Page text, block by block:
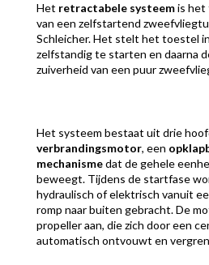
Het retractabele systeemis het
van een zelfstartend
Schleicher. Het stelt het toestel
zelfstandig te starten en daarna
zuiverheid van een puur
Het systeem bestaat uit drie
verbrandingsmotor, een
mechanismedat de gehele
beweegt. Tijdens de startfase
hydraulisch of elektrisch vanuit
romp naar buiten gebracht. De
propeller aan, die zich door een
automatisch ontvouwt en